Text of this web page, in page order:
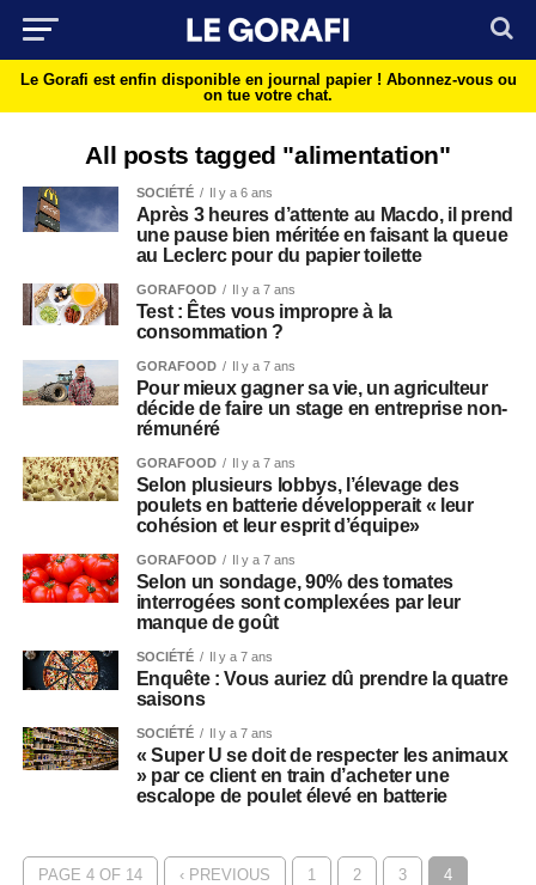
Le Gorafi est enfin disponible en journal papier ! Abonnez-vous ou
on tue votre chat.
All posts tagged "alimentation"
SOCIÉTÉ Il y a 6 ans
Après 3 heures d’attente au Macdo, il prend
une pause bien méritée en faisant la queue
au Leclerc pour du papier toilette
GORAFOOD Il y a 7 ans
Test : Êtes vous impropre à la
consommation ?
GORAFOOD Il y a 7 ans
Pour mieux gagner sa vie, un agriculteur
décide de faire un stage en entreprise non-
rémunéré
GORAFOOD Il y a 7 ans
Selon plusieurs lobbys, l’élevage des
poulets en batterie développerait « leur
cohésion et leur esprit d’équipe»
GORAFOOD Il y a 7 ans
Selon un sondage, 90% des tomates
interrogées sont complexées par leur
manque de goût
SOCIÉTÉ Il y a 7 ans
Enquête : Vous auriez dû prendre la quatre
saisons
SOCIÉTÉ Il y a 7 ans
« Super U se doit de respecter les animaux
» par ce client en train d’acheter une
escalope de poulet élevé en batterie
PAGE 4 OF 14 ‹ PREVIOUS 1 2 3 4